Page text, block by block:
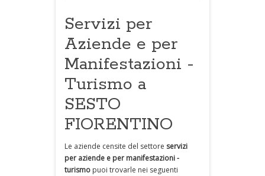
Servizi per
Aziende e per
Manifestazioni -
Turismo a
SESTO
FIORENTINO
Le aziende censite del settore servizi
per aziende e per manifestazioni -
turismo puoi trovarle nei seguenti